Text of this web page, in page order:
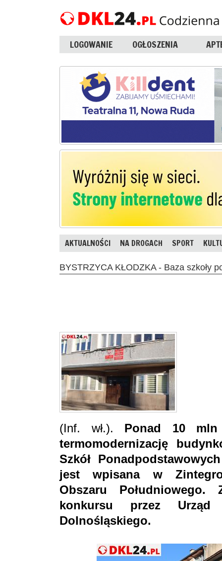
LOGOWANIE OGŁOSZENIA
AKTUALNOŚCI NA DROGACH SPORT
BYSTRZYCA KŁODZKA - Baza szkoły
(Inf. wł.). Ponad 10 mln
termomodernizację
Szkół
jest wpisana w
Obszaru
konkursu przez Urząd
Dolnośląskiego.